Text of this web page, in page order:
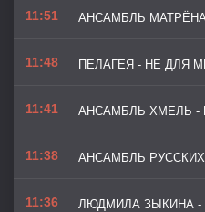
11:51
11:48
11:41
11:38
11:36